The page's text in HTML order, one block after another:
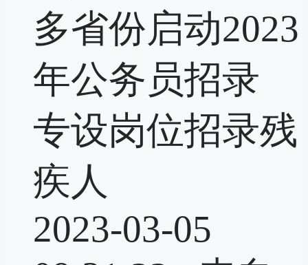
多省份启动2023
年公务员招录
专设岗位招录残
疾人
2023-03-05